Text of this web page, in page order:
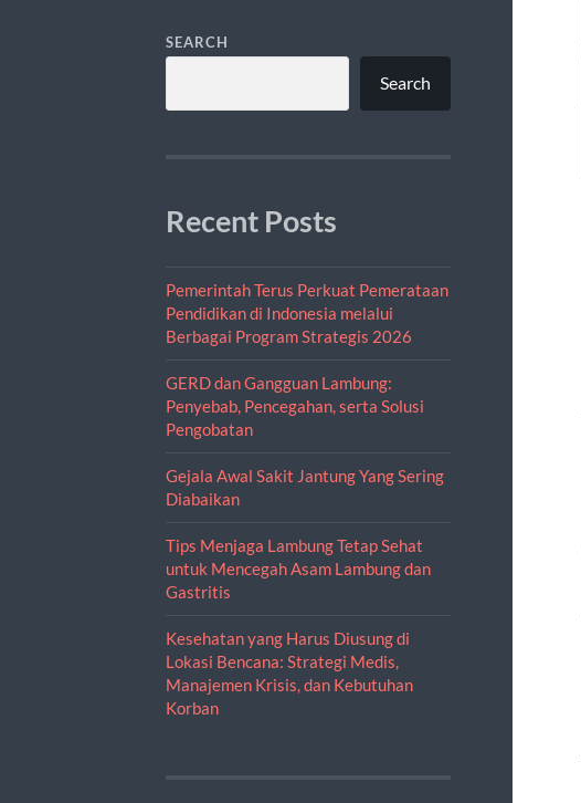
SEARCH
Search
Recent Posts
Pemerintah Terus Perkuat Pemerataan
Pendidikan di Indonesia melalui
Berbagai Program Strategis 2026
GERD dan Gangguan Lambung:
Penyebab, Pencegahan, serta Solusi
Pengobatan
Gejala Awal Sakit Jantung Yang Sering
Diabaikan
Tips Menjaga Lambung Tetap Sehat
untuk Mencegah Asam Lambung dan
Gastritis
Kesehatan yang Harus Diusung di
Lokasi Bencana: Strategi Medis,
Manajemen Krisis, dan Kebutuhan
Korban